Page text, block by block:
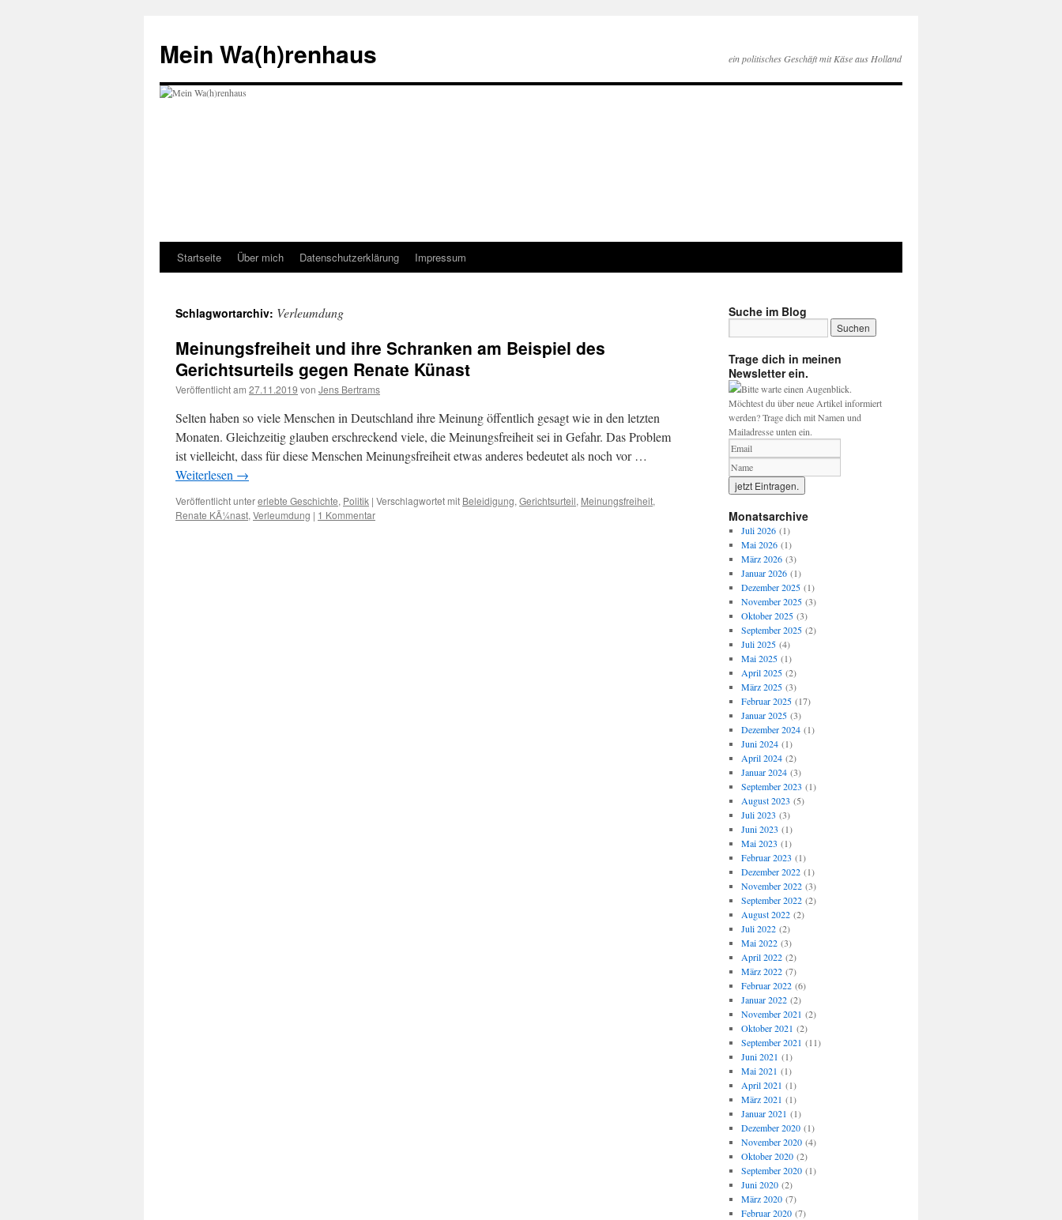
springen
Mein Wa(h)renhaus ein politisches Geschäft mit Käse aus Holland
Startseite Über mich Datenschutzerklärung Impressum
Schlagwortarchiv: Verleumdung
Meinungsfreiheit und ihre Schranken am Beispiel des
Gerichtsurteils gegen Renate Künast
Veröffentlicht am 27.11.2019 von Jens Bertrams
Selten haben so viele Menschen in Deutschland ihre Meinung öffentlich gesagt wie in den letzten
Monaten. Gleichzeitig glauben erschreckend viele, die Meinungsfreiheit sei in Gefahr. Das Problem
ist vielleicht, dass für diese Menschen Meinungsfreiheit etwas anderes bedeutet als noch vor …
Weiterlesen →
Veröffentlicht untererlebte Geschichte, Politik | Verschlagwortet mit Beleidigung, Gerichtsurteil, Meinungsfreiheit,
Renate KÃ¼nast, Verleumdung | 1 Kommentar
Suche im Blog
Trage dich in meinen
Newsletter ein.
Bitte warte einen Augenblick.
Möchtest du über neue Artikel informiert
werden? Trage dich mit Namen und
Mailadresse unten ein.
Monatsarchive
Juli 2026(1)
Mai 2026(1)
März 2026(3)
Januar 2026(1)
Dezember 2025(1)
November 2025(3)
Oktober 2025(3)
September 2025(2)
Juli 2025(4)
Mai 2025(1)
April 2025(2)
März 2025(3)
Februar 2025(17)
Januar 2025(3)
Dezember 2024(1)
Juni 2024(1)
April 2024(2)
Januar 2024(3)
September 2023 (1)
August 2023 (5)
Juli 2023 (3)
Juni 2023 (1)
Mai 2023 (1)
Februar 2023 (1)
Dezember 2022(1)
November 2022(3)
September 2022(2)
August 2022(2)
Juli 2022(2)
Mai 2022(3)
April 2022(2)
März 2022(7)
Februar 2022(6)
Januar 2022(2)
November 2021 (2)
Oktober 2021 (2)
September 2021 (11)
Juni 2021 (1)
Mai 2021 (1)
April 2021 (1)
März 2021 (1)
Januar 2021 (1)
Dezember 2020(1)
November 2020(4)
Oktober 2020(2)
September 2020(1)
Juni 2020(2)
März 2020(7)
Februar 2020(7)